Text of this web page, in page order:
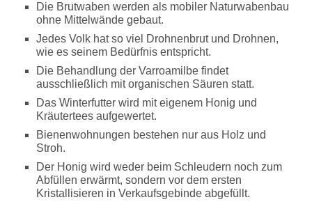
Die Brutwaben werden als mobiler Naturwabenbau
ohne Mittelwände gebaut.
Jedes Volk hat so viel Drohnenbrut und Drohnen,
wie es seinem Bedürfnis entspricht.
Die Behandlung der Varroamilbe findet
ausschließlich mit organischen Säuren statt.
Das Winterfutter wird mit eigenem Honig und
Kräutertees aufgewertet.
Bienenwohnungen bestehen nur aus Holz und
Stroh.
Der Honig wird weder beim Schleudern noch zum
Abfüllen erwärmt, sondern vor dem ersten
Kristallisieren in Verkaufsgebinde abgefüllt.